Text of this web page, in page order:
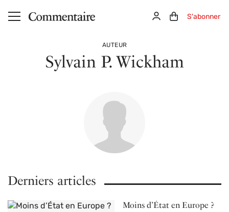
Aller au contenu principal ConnexionPanier (0)
S'abonner
AUTEUR
Sylvain P. Wickham
Derniers articles
Moins d’État en Europe ?